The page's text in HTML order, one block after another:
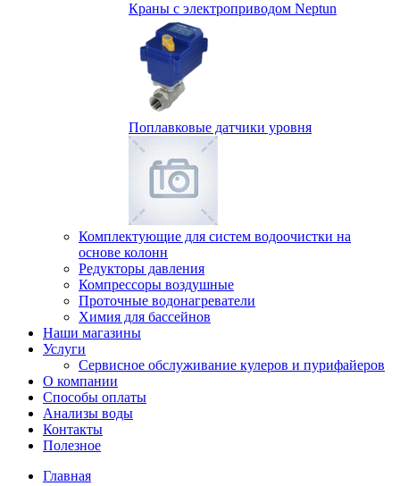
Краны с электроприводом Neptun
Поплавковые датчики уровня
Комплектующие для систем водоочистки на
основе колонн
Редукторы давления
Компрессоры воздушные
Проточные водонагреватели
Химия для бассейнов
Наши магазины
Услуги
Сервисное обслуживание кулеров и пурифайеров
О компании
Способы оплаты
Анализы воды
Контакты
Полезное
Главная